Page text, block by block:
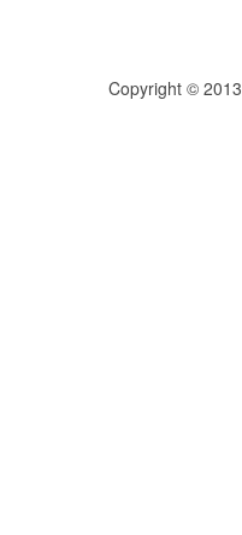
Copyright © 2013